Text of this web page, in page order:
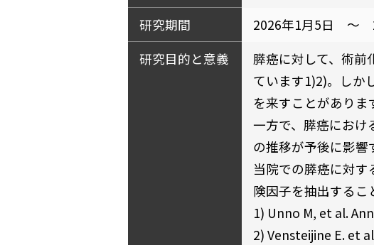
研究期間
2026年1月5日 ～
研究目的と意義
膵癌に対して、術前
ています1)2)。しか
を来すことがありま
一方で、膵癌におけ
の推移が予後に影響
当院での膵癌に対す
険因子を抽出するこ
1) Unno M, et al.
2) Vensteijine E. et